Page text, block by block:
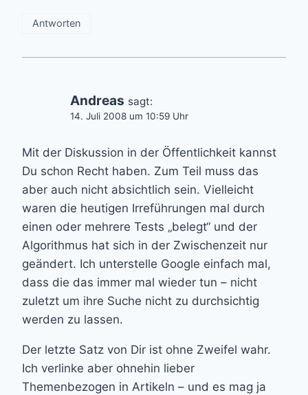
Antworten
Andreas sagt:
14. Juli 2008 um 10:59 Uhr
Mit der Diskussion in der Öffentlichkeit kannst
Du schon Recht haben. Zum Teil muss das
aber auch nicht absichtlich sein. Vielleicht
waren die heutigen Irreführungen mal durch
einen oder mehrere Tests „belegt“ und der
Algorithmus hat sich in der Zwischenzeit nur
geändert. Ich unterstelle Google einfach mal,
dass die das immer mal wieder tun – nicht
zuletzt um ihre Suche nicht zu durchsichtig
werden zu lassen.
Der letzte Satz von Dir ist ohne Zweifel wahr.
Ich verlinke aber ohnehin lieber
Themenbezogen in Artikeln – und es mag ja